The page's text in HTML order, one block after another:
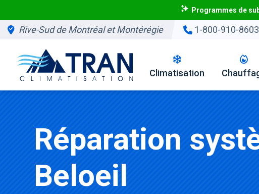
Programmes de
Rive-Sud de Montréal et Montérégie 1-800-910-8603
Climatisation
Réparation
Beloeil